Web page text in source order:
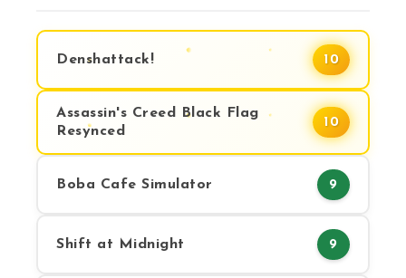
Denshattack! 10
Assassin's Creed Black Flag
Resynced
10
Boba Cafe Simulator 9
Shift at Midnight 9